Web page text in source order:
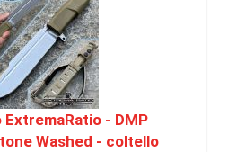
ExtremaRatio - DMP
Washed - coltello